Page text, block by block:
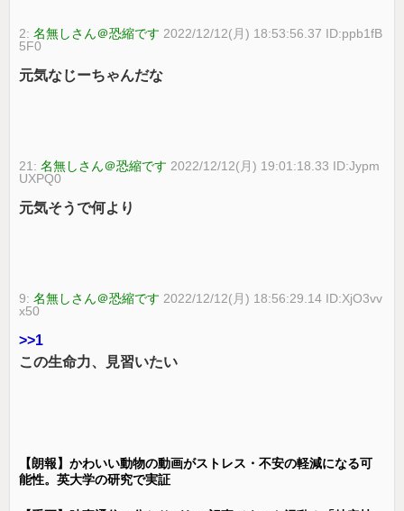
2:名無しさん＠恐縮です 2022/12/12(月) 18:53:56.37 ID:ppb1fB
5F0
元気なじーちゃんだな
21:名無しさん＠恐縮です 2022/12/12(月) 19:01:18.33 ID:Jypm
UXPQ0
元気そうで何より
9:名無しさん＠恐縮です 2022/12/12(月) 18:56:29.14 ID:XjO3vv
x50
>>1
この生命力、見習いたい
【朗報】かわいい動物の動画がストレス・不安の軽減になる可
能性。英大学の研究で実証